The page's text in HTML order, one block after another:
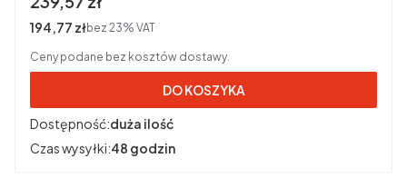
Cena netto
194,77 złbez 23% VAT
Ceny podane bez kosztów dostawy.
DO KOSZYKA
Dostępność:duża ilość
Czas wysyłki:48 godzin